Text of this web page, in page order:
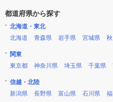
都道府県から探す
北海道・東北
北海道
青森県 岩手県 宮城県
関東
東京都
神奈川県 埼玉県 千葉県
信越・北陸
新潟県
長野県 富山県 石川県